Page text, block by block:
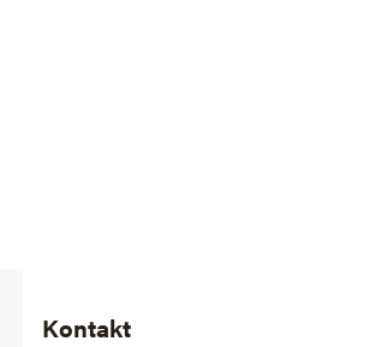
Kontakt